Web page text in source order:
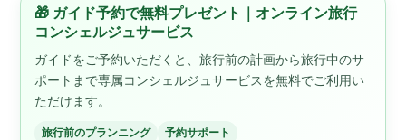
🎁 ガイド予約で無料プレゼント｜オンライン旅行
コンシェルジュサービス
ガイドをご予約いただくと、旅行前の計画から旅行中のサ
ポートまで専属コンシェルジュサービスを無料でご利用い
ただけます。
旅行前のプランニング
予約サポート